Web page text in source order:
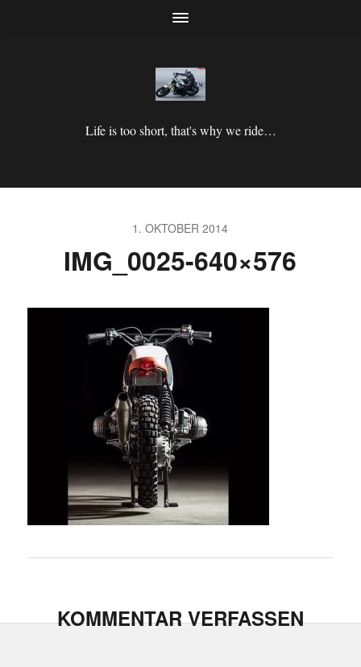
Life is too short, that's why we ride…
1. OKTOBER 2014
IMG_0025-640×576
KOMMENTAR VERFASSEN